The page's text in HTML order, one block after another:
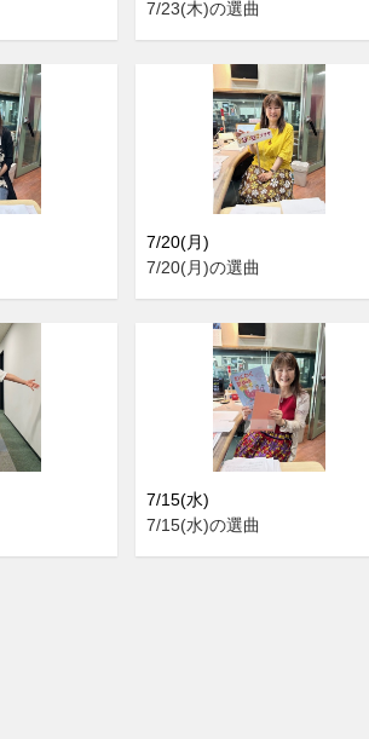
7/23(木)の選曲
7/20(月)
7/20(月)の選曲
7/15(水)
7/15(水)の選曲